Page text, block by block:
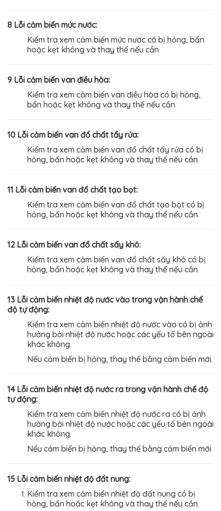
8 Lỗi cảm biến mức nước:
Kiểm tra xem cảm biến mức nước có bị hỏng, bẩn
hoặc kẹt không và thay thế nếu cần.
9 Lỗi cảm biến van điều hòa:
Kiểm tra xem cảm biến van điều hòa có bị hỏng,
bẩn hoặc kẹt không và thay thế nếu cần.
10 Lỗi cảm biến van đổ chất tẩy rửa:
Kiểm tra xem cảm biến van đổ chất tẩy rửa có bị
hỏng, bẩn hoặc kẹt không và thay thế nếu cần.
11 Lỗi cảm biến van đổ chất tạo bọt:
Kiểm tra xem cảm biến van đổ chất tạo bọt có bị
hỏng, bẩn hoặc kẹt không và thay thế nếu cần.
12 Lỗi cảm biến van đổ chất sấy khô:
Kiểm tra xem cảm biến van đổ chất sấy khô có bị
hỏng, bẩn hoặc kẹt không và thay thế nếu cần.
13 Lỗi cảm biến nhiệt độ nước vào trong vận hành chế
độ tự động:
Kiểm tra xem cảm biến nhiệt độ nước vào có bị ảnh
hưởng bởi nhiệt độ nước hoặc các yếu tố bên ngoài
khác không.
Nếu cảm biến bị hỏng, thay thế bằng cảm biến mới.
14 Lỗi cảm biến nhiệt độ nước ra trong vận hành chế độ
tự động:
Kiểm tra xem cảm biến nhiệt độ nước ra có bị ảnh
hưởng bởi nhiệt độ nước hoặc các yếu tố bên ngoài
khác không.
Nếu cảm biến bị hỏng, thay thế bằng cảm biến mới.
15 Lỗi cảm biến nhiệt độ đất nung:
Kiểm tra xem cảm biến nhiệt độ đất nung có bị
hỏng, bẩn hoặc kẹt không và thay thế nếu cần.